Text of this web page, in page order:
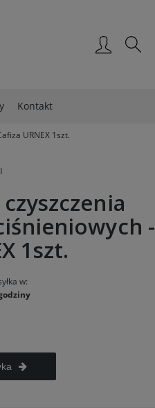
Kontakt
URNEX 1szt.
-
1szt.
w: